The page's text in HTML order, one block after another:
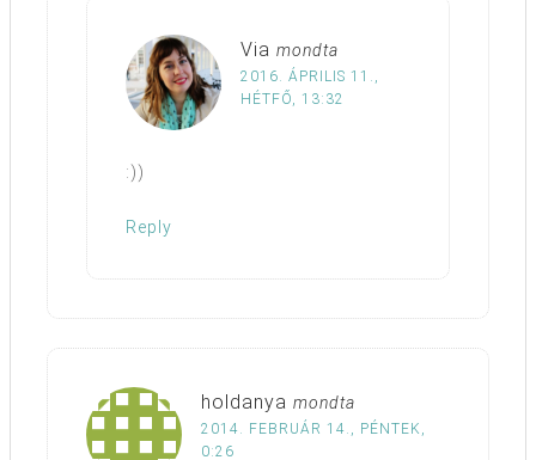
Via mondta
2016. ÁPRILIS 11.,
HÉTFŐ, 13:32
:))
Reply
holdanya mondta
2014. FEBRUÁR 14., PÉNTEK,
0:26